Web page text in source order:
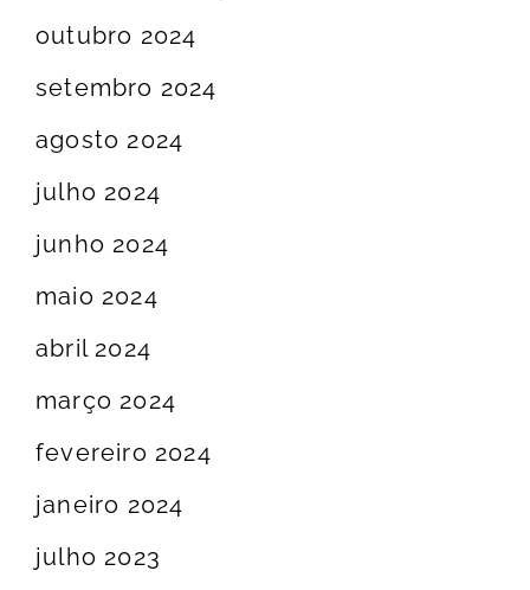
outubro 2024
setembro 2024
agosto 2024
julho 2024
junho 2024
maio 2024
abril 2024
março 2024
fevereiro 2024
janeiro 2024
julho 2023